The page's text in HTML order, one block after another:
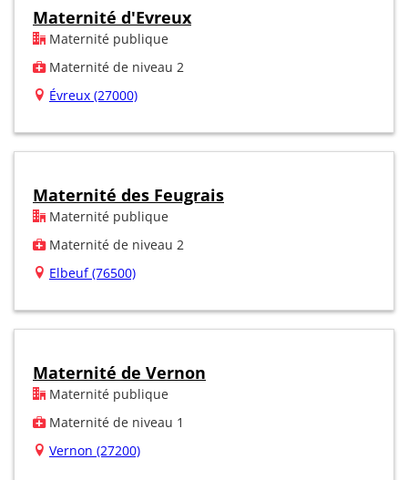
Maternité d'Evreux
Maternité publique
Maternité de niveau 2
Évreux (27000)
Maternité des Feugrais
Maternité publique
Maternité de niveau 2
Elbeuf (76500)
Maternité de Vernon
Maternité publique
Maternité de niveau 1
Vernon (27200)